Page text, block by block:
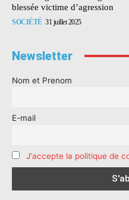
blessée victime d’agression
SOCIÉTÉ 31 juillet 2025
Newsletter
Nom et Prenom
E-mail
J'accepte la politique de